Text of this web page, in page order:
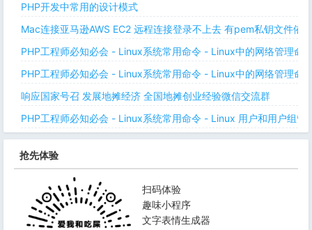
PHP开发中常用的设计模式
Mac连接亚马逊AWS EC2 远程连接登录不上去 有pem私钥文件依
PHP工程师必知必会 - Linux系统常用命令 - Linux中的网络管理命
PHP工程师必知必会 - Linux系统常用命令 - Linux中的网络管理命
响应国家号召 发展地摊经济 全国地摊创业经验微信交流群
PHP工程师必知必会 - Linux系统常用命令 - Linux 用户和用户组管
抢先体验
扫码体验
趣味小程序
文字表情生成器